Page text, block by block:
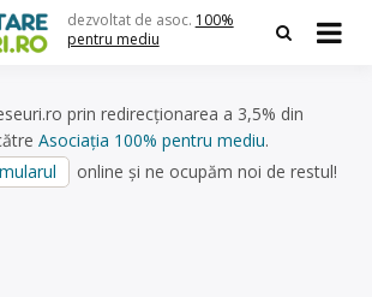
dezvoltat de asoc. 100%
pentru mediu
prin redirecționarea a 3,5% din
Asociația 100% pentru mediu.
online și ne ocupăm noi de restul!